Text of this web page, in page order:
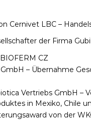
Cernivet LBC –
der Firma
CZ
– Übernahme
Vertriebs GmbH –
in Mexiko, Chile
von der